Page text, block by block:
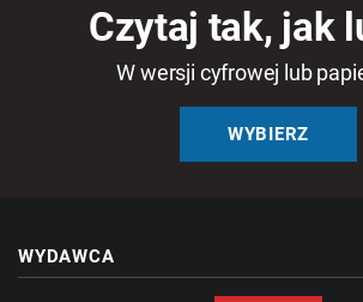
Czytaj tak, jak
W wersji cyfrowej lub
WYBIERZ
WYDAWCA